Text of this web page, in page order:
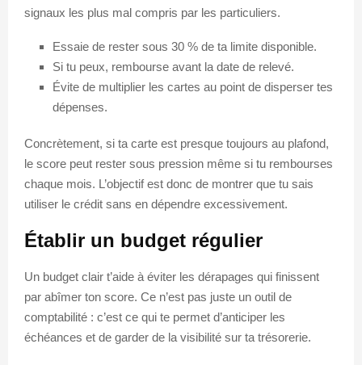
signaux les plus mal compris par les particuliers.
Essaie de rester sous 30 % de ta limite disponible.
Si tu peux, rembourse avant la date de relevé.
Évite de multiplier les cartes au point de disperser tes
dépenses.
Concrètement, si ta carte est presque toujours au plafond,
le score peut rester sous pression même si tu rembourses
chaque mois. L’objectif est donc de montrer que tu sais
utiliser le crédit sans en dépendre excessivement.
Établir un budget régulier
Un budget clair t’aide à éviter les dérapages qui finissent
par abîmer ton score. Ce n’est pas juste un outil de
comptabilité : c’est ce qui te permet d’anticiper les
échéances et de garder de la visibilité sur ta trésorerie.